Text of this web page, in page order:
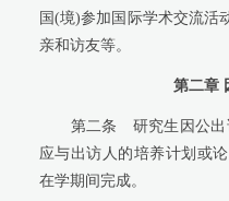
国(境)参加国际学术交流活
亲和访友等。
第二章
第二条 研究生因公
应与出访人的培养计划或
在学期间完成。